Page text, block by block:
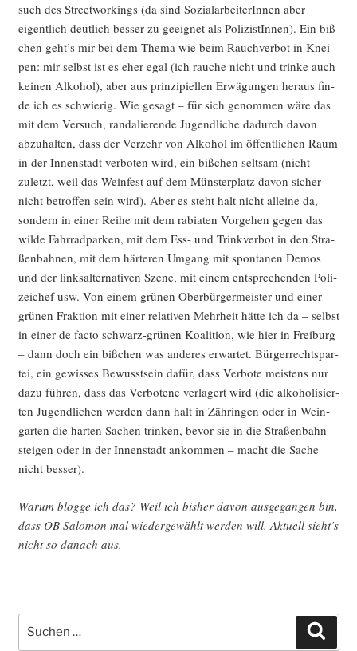
such des Street­wor­kings (da sind Sozi­al­ar­bei­te­rIn­nen aber
eigent­lich deut­lich bes­ser zu geeig­net als Poli­zis­tIn­nen). Ein biß­
chen geht’s mir bei dem The­ma wie beim Rauch­ver­bot in Knei­
pen: mir selbst ist es eher egal (ich rau­che nicht und trin­ke auch
kei­nen Alko­hol), aber aus prin­zi­pi­el­len Erwä­gun­gen her­aus fin­
de ich es schwie­rig. Wie gesagt – für sich genom­men wäre das
mit dem Ver­such, ran­da­lie­ren­de Jugend­li­che dadurch davon
abzu­hal­ten, dass der Ver­zehr von Alko­hol im öffent­li­chen Raum
in der Innen­stadt ver­bo­ten wird, ein biß­chen selt­sam (nicht
zuletzt, weil das Wein­fest auf dem Müns­ter­platz davon sicher
nicht betrof­fen sein wird). Aber es steht halt nicht allei­ne da,
son­dern in einer Rei­he mit dem rabia­ten Vor­ge­hen gegen das
wil­de Fahr­rad­par­ken, mit dem Ess- und Trink­ver­bot in den Stra­
ßen­bah­nen, mit dem här­te­ren Umgang mit spon­ta­nen Demos
und der links­al­ter­na­ti­ven Sze­ne, mit einem ent­spre­chen­den Poli­
zei­chef usw. Von einem grü­nen Ober­bür­ger­meis­ter und einer
grü­nen Frak­ti­on mit einer rela­ti­ven Mehr­heit hät­te ich da – selbst
in einer de fac­to schwarz-grü­nen Koali­ti­on, wie hier in Frei­burg
– dann doch ein biß­chen was ande­res erwar­tet. Bür­ger­rechts­par­
tei, ein gewis­ses Bewusst­sein dafür, dass Ver­bo­te meis­tens nur
dazu füh­ren, dass das Ver­bo­te­ne ver­la­gert wird (die alko­ho­li­sier­
ten Jugend­li­chen wer­den dann halt in Zäh­rin­gen oder in Wein­
gar­ten die har­ten Sachen trin­ken, bevor sie in die Stra­ßen­bahn
stei­gen oder in der Innen­stadt ankom­men – macht die Sache
nicht besser).
War­um blog­ge ich das? Weil ich bis­her davon aus­ge­gan­gen bin,
dass OB Salo­mon mal wie­der­ge­wählt wer­den will. Aktu­ell sieht’s
nicht so danach aus.
Suche
nach: